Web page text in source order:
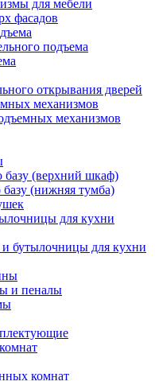
для мебели
фасадов
подъема
открывания дверей
механизмов
механизмов
(верхний шкаф)
(нижняя тумба)
для кухни
и бутылочницы для кухни
и пеналы
комнат